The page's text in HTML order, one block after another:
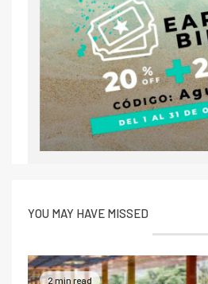
YOU MAY HAVE MISSED
2 min read